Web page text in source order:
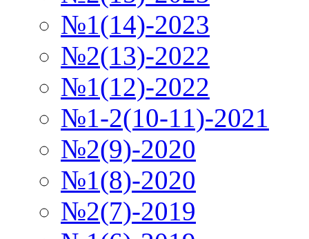
№1(14)-2023
№2(13)-2022
№1(12)-2022
№1-2(10-11)-2021
№2(9)-2020
№1(8)-2020
№2(7)-2019